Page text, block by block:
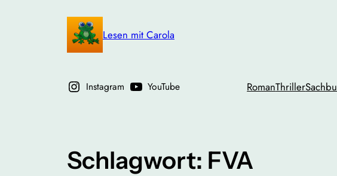
Lesen mit Carola
Instagram YouTube RomanThriller
Schlagwort: FVA